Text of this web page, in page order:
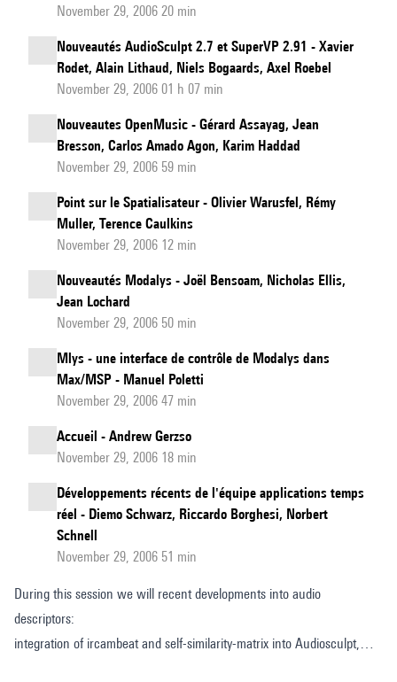
November 29, 2006 20 min
Nouveautés AudioSculpt 2.7 et SuperVP 2.91 - Xavier
Rodet, Alain Lithaud, Niels Bogaards, Axel Roebel
November 29, 2006 01 h 07 min
Nouveautes OpenMusic - Gérard Assayag, Jean
Bresson, Carlos Amado Agon, Karim Haddad
November 29, 2006 59 min
Point sur le Spatialisateur - Olivier Warusfel, Rémy
Muller, Terence Caulkins
November 29, 2006 12 min
Nouveautés Modalys - Joël Bensoam, Nicholas Ellis,
Jean Lochard
November 29, 2006 50 min
Mlys - une interface de contrôle de Modalys dans
Max/MSP - Manuel Poletti
November 29, 2006 47 min
Accueil - Andrew Gerzso
November 29, 2006 18 min
Développements récents de l'équipe applications temps
réel - Diemo Schwarz, Riccardo Borghesi, Norbert
Schnell
November 29, 2006 51 min
During this session we will recent developments into audio
descriptors:
integration of ircambeat and self-similarity-matrix into Audiosculpt,